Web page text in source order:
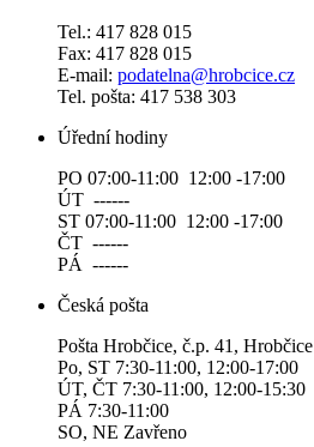
Tel.: 417 828 015
Fax: 417 828 015
E-mail: podatelna@hrobcice.cz
Tel. pošta: 417 538 303
Úřední hodiny
PO 07:00-11:00 12:00 -17:00
ÚT ------
ST 07:00-11:00 12:00 -17:00
ČT ------
PÁ ------
Česká pošta
Pošta Hrobčice, č.p. 41, Hrobčice
Po, ST 7:30-11:00, 12:00-17:00
ÚT, ČT 7:30-11:00, 12:00-15:30
PÁ 7:30-11:00
SO, NE Zavřeno